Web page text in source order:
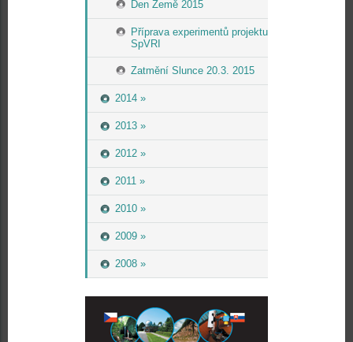
Den Země 2015
Příprava experimentů projektu
SpVRI
Zatmění Slunce 20.3. 2015
2014 »
2013 »
2012 »
2011 »
2010 »
2009 »
2008 »